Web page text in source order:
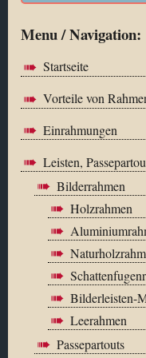
Menu / Navigation:
Startseite
Vorteile von
Einrahmungen
Leisten,
Bilderrahmen
Holzrahmen
Bilderleisten-
Leerahmen
Passepartouts